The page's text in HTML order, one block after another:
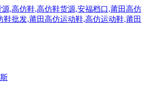
,高仿鞋,高仿鞋货源,安福档口,莆田高仿
鞋批发,莆田高仿运动鞋,高仿运动鞋,莆田